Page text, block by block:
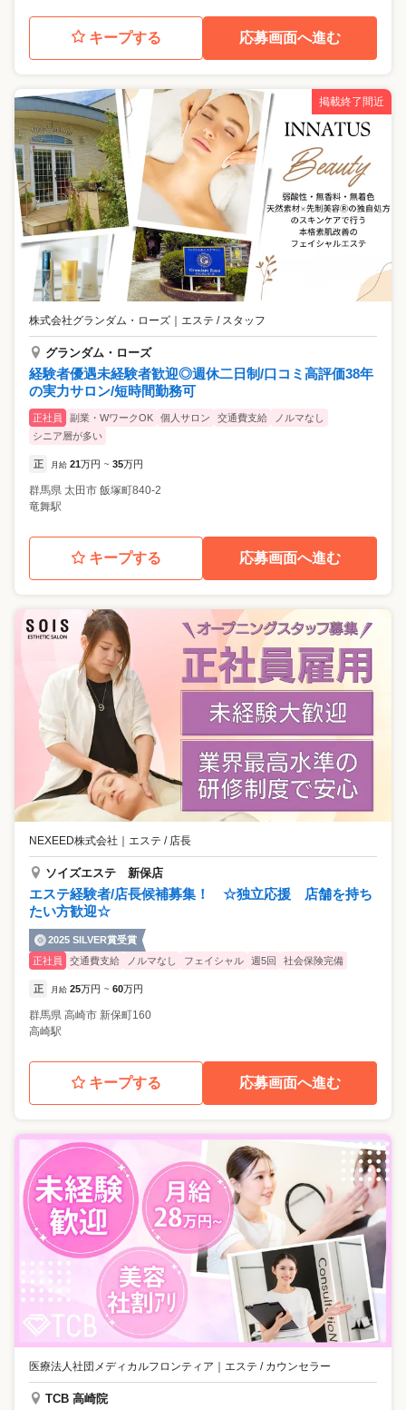
キープする 応募画面へ進む
掲載終了間近
株式会社グランダム・ローズ エステ / スタッフ
グランダム・ローズ
経験者優遇未経験者歓迎◎週休二日制/口コミ高評価38年
の実力サロン/短時間勤務可
正社員 副業・WワークOK 個人サロン 交通費支給
ノルマなし
シニア層が多い
正 月給 21万円 ~ 35万円
群馬県 太田市 飯塚町840-2
竜舞駅
キープする 応募画面へ進む
NEXEED株式会社 エステ / 店長
ソイズエステ 新保店
エステ経験者/店長候補募集！ ☆独立応援 店舗を持ち
たい方歓迎☆
2025 SILVER賞受賞
正社員
交通費支給 ノルマなし フェイシャル 週5回 社会保険完備
正 月給 25万円 ~ 60万円
群馬県 高崎市 新保町160
高崎駅
キープする 応募画面へ進む
医療法人社団メディカルフロンティア ｜ エステ / カウンセラー
TCB 高崎院